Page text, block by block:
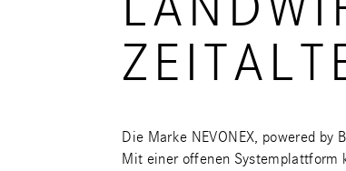
Die Marke NEVONEX, powered
Mit einer offenen Systemplattform